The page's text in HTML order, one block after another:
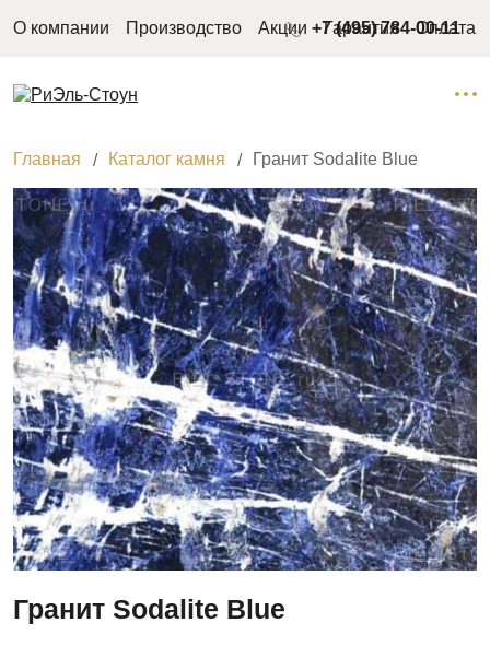
О компании Производство Акции Гарантия Оплата
+7 (495) 784-00-11
Главная Каталог камня Гранит Sodalite Blue
Гранит Sodalite Blue